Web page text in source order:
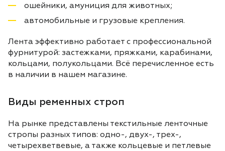
ошейники, амуниция для животных;
автомобильные и грузовые крепления.
Лента эффективно работает с профессиональной
фурнитурой: застежками, пряжками, карабинами,
кольцами, полукольцами. Всё перечисленное есть
в наличии в нашем магазине.
Виды ременных строп
На рынке представлены текстильные ленточные
стропы разных типов: одно-, двух-, трех-,
четырехветвевые, а также кольцевые и петлевые